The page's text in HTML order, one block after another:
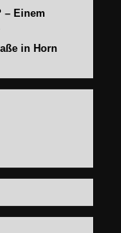
– Einem
in Horn